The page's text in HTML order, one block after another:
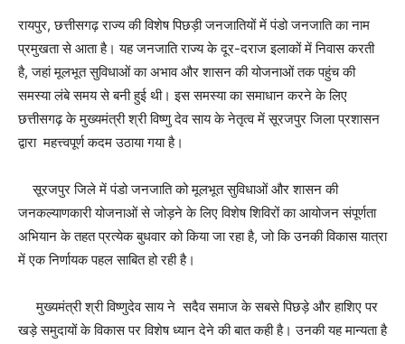
रायपुर, छत्तीसगढ़ राज्य की विशेष पिछड़ी जनजातियों में पंडो जनजाति का नाम
प्रमुखता से आता है। यह जनजाति राज्य के दूर-दराज इलाकों में निवास करती
है, जहां मूलभूत सुविधाओं का अभाव और शासन की योजनाओं तक पहुंच की
समस्या लंबे समय से बनी हुई थी। इस समस्या का समाधान करने के लिए
छत्तीसगढ़ के मुख्यमंत्री श्री विष्णु देव साय के नेतृत्व में सूरजपुर जिला प्रशासन
द्वारा महत्त्वपूर्ण कदम उठाया गया है।
सूरजपुर जिले में पंडो जनजाति को मूलभूत सुविधाओं और शासन की
जनकल्याणकारी योजनाओं से जोड़ने के लिए विशेष शिविरों का आयोजन संपूर्णता
अभियान के तहत प्रत्येक बुधवार को किया जा रहा है, जो कि उनकी विकास यात्रा
में एक निर्णायक पहल साबित हो रही है।
मुख्यमंत्री श्री विष्णुदेव साय ने सदैव समाज के सबसे पिछड़े और हाशिए पर
खड़े समुदायों के विकास पर विशेष ध्यान देने की बात कही है। उनकी यह मान्यता है